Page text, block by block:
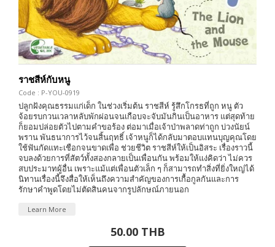
ราชสีห์กับหนู
Code : P-YOU-0919
ปลูกฝังคุณธรรมแก่เด็ก ในช่วงเริ่มต้น ราชสีห์ รู้สึกโกรธที่ถูก หนู ตัว
จ้อยรบกวนเวลาหลับพักผ่อนจนเกือบจะจับมันกินเป็นอาหาร แต่สุดท้าย
ก็ยอมปล่อยตัวไปตามคำขอร้อง ต่อมาเมื่อเจ้าป่าพลาดท่าถูก บ่วงนัยน์
พราน พันธนาการไว้จนสิ้นฤทธิ์ เจ้าหนูก็ได้กลับมาตอบแทนบุญคุณโดย
ใช้ฟันกัดแทะเชือกจนขาดเพื่อ ช่วยชีวิต ราชสีห์ให้เป็นอิสระ เรื่องราวนี้
จบลงด้วยการที่สัตว์ทั้งสองกลายเป็นเพื่อนกัน พร้อมให้แง่คิดว่า ไม่ควร
สบประมาทผู้อื่น เพราะแม้แต่เพื่อนตัวเล็ก ๆ ก็สามารถทำสิ่งที่ยิ่งใหญ่ได้
นิทานเรื่องนี้จึงสื่อให้เห็นถึงความสำคัญของการเกื้อกูลกันและการ
รักษาคำพูดโดยไม่ตัดสินคนจากรูปลักษณ์ภายนอก
Learn More
50.00 THB